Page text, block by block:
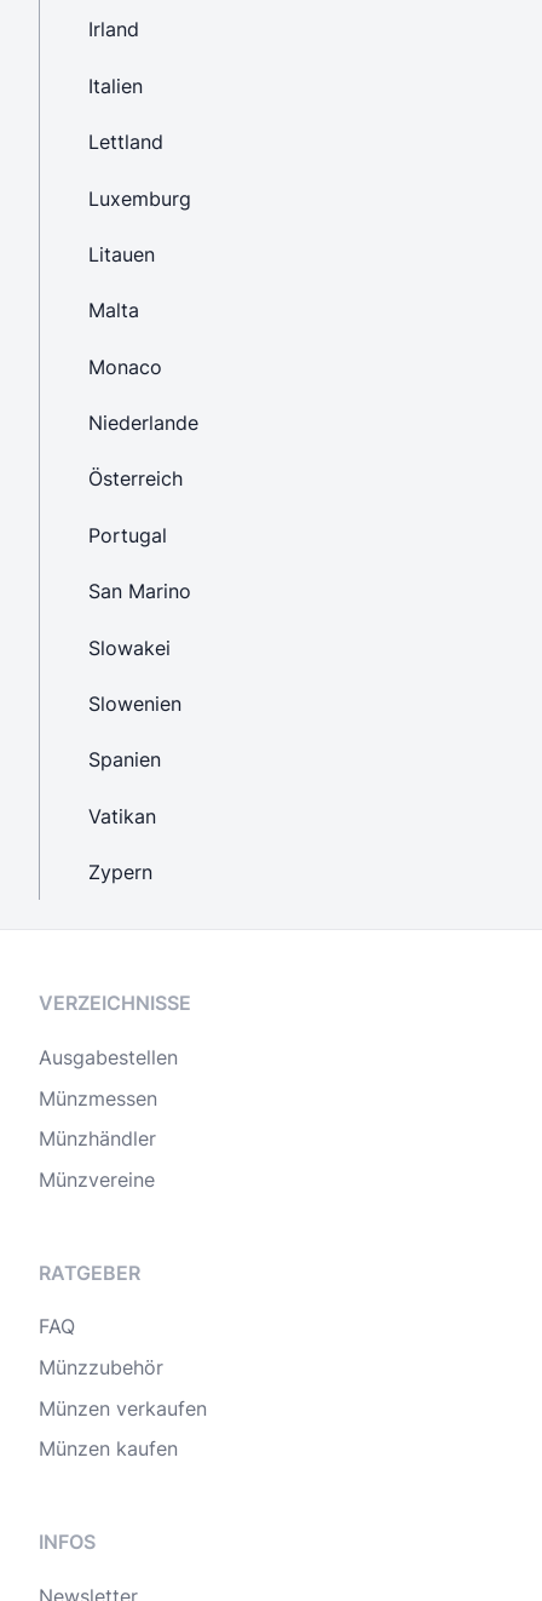
Irland
Italien
Lettland
Luxemburg
Litauen
Malta
Monaco
Niederlande
Österreich
Portugal
San Marino
Slowakei
Slowenien
Spanien
Vatikan
Zypern
VERZEICHNISSE
Ausgabestellen
Münzmessen
Münzhändler
Münzvereine
RATGEBER
FAQ
Münzzubehör
Münzen verkaufen
Münzen kaufen
INFOS
Newsletter